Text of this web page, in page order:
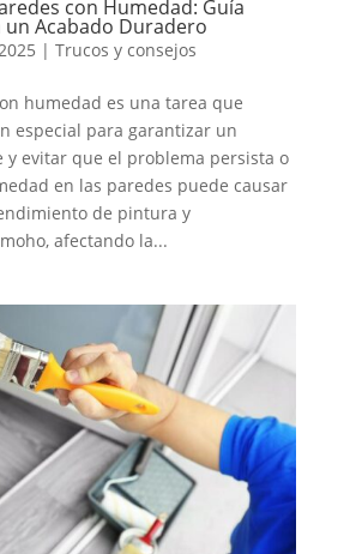
con Humedad: Guía
Acabado Duradero
| Trucos y consejos
humedad es una tarea que
especial para garantizar un
y evitar que el problema persista o
en las paredes puede causar
de pintura y
afectando la...